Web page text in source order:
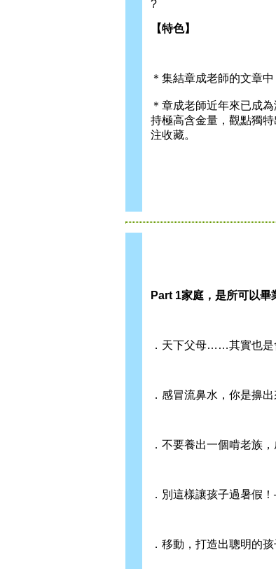
?
【特色】
＊集結章成老師的文章
＊章成老師近年來已成
持極高含金量，觀點獨
注收藏。
Part 1家庭，是所可以畢
．天下父母……其實也是
．感冒流鼻水，你是擤
．不要養出一個啃老族
．別這樣讓孩子過暑假
．移動，打造出聰明的孩